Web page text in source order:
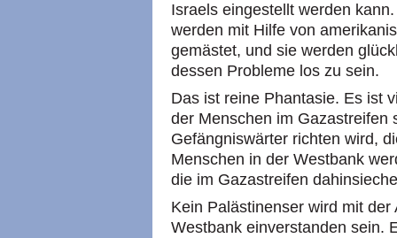
Israels eingestellt werden
werden mit Hilfe von
gemästet, und sie werden
dessen Probleme los zu sein.
Das ist reine Phantasie. Es ist
der Menschen im Gazastreifen
Gefängniswärter richten wird,
Menschen in der Westbank
die im Gazastreifen
Kein Palästinenser wird mit
Westbank einverstanden sein.